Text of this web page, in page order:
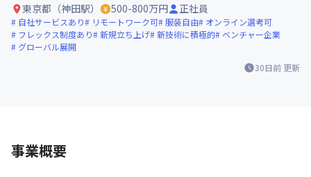
30日前 更新
東京都（神田駅）
500-800万円 正社員
自社サービスあり リモートワーク可 服装自由
オンライン選考可
フレックス制度あり
新規立ち上げ 新技術に積極的
ベンチャー企業
グローバル展開
事業概要